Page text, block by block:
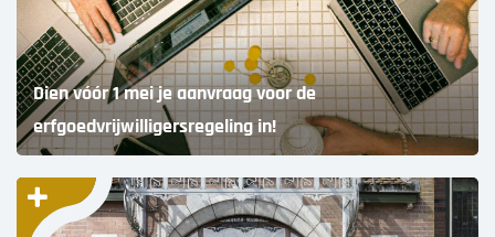
Dien vóór 1 mei je aanvraag voor de
erfgoedvrijwilligersregeling in!